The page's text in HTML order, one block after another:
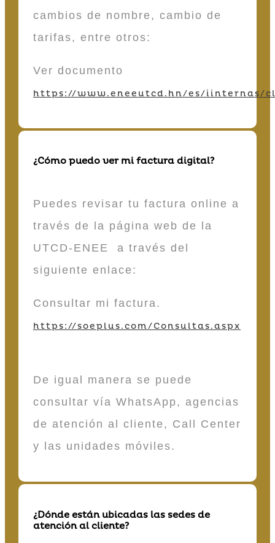
cambios de nombre, cambio de
tarifas, entre otros:
Ver documento
https://www.eneeutcd.hn/es/iinternas/
¿Cómo puedo ver mi factura digital?
Puedes revisar tu factura online a
través de la página web de la
UTCD-ENEE a través del
siguiente enlace:
Consultar mi factura.
https://soeplus.com/Consultas.aspx
De igual manera se puede
consultar vía WhatsApp, agencias
de atención al cliente, Call Center
y las unidades móviles.
¿Dónde están ubicadas las sedes de
atención al cliente?